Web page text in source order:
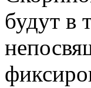
будут в